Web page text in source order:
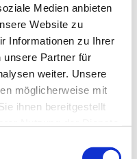
Medien anbieten
Website zu
Informationen zu Ihrer
unsere Partner für
weiter. Unsere
möglicherweise mit
ihnen bereitgestellt
andere
wollen,
des
attraktiv
Vorteile